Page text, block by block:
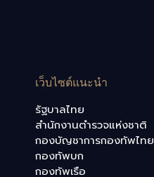
เว็บไซต์แนะนำ
รัฐบาลไทย
สำนักงานตำรวจแห่งชาติ
กองบัญชาการกองทัพไทย
กองทัพบก
กองทัพเรือ